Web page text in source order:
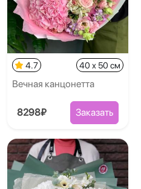
4.7 40 x 50 см
Вечная канцонетта
8298₽ Заказать